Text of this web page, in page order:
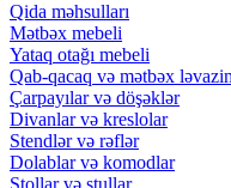
Qida məhsulları
Mətbəx mebeli
Yataq otağı mebeli
Qab-qacaq və mətbəx
Çarpayılar və döşəklər
Divanlar və kreslolar
Stendlər və rəflər
Dolablar və komodlar